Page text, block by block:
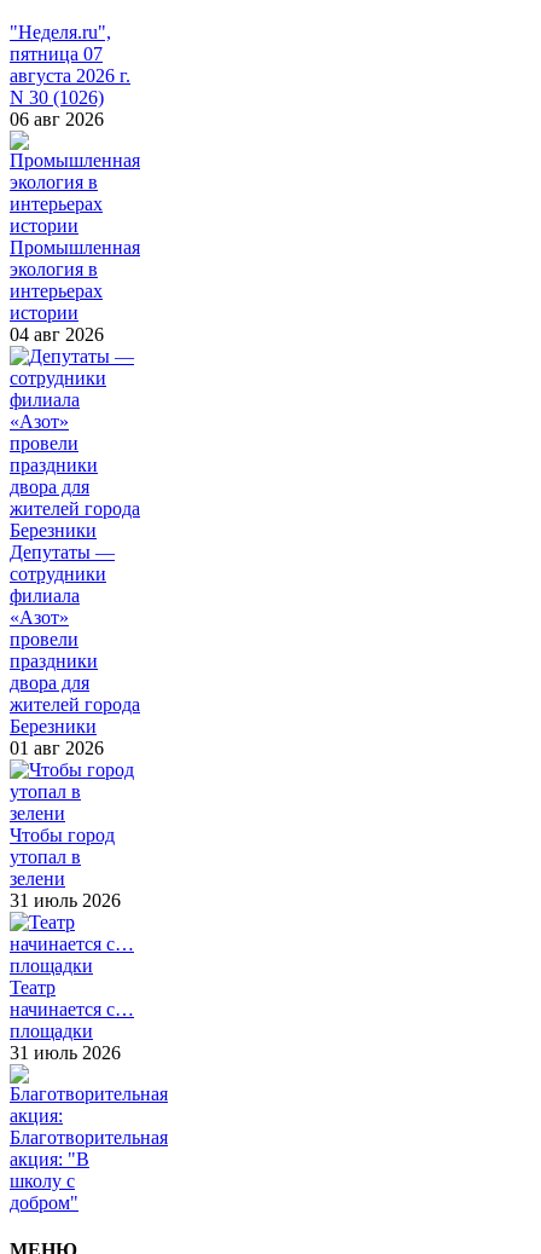
"Неделя.ru",
пятница 07
августа 2026 г.
N 30 (1026)
06 авг 2026
Промышленная
экология в
интерьерах
истории
04 авг 2026
Депутаты —
сотрудники
филиала
«Азот»
провели
праздники
двора для
жителей города
Березники
01 авг 2026
Чтобы город
утопал в
зелени
31 июль 2026
Театр
начинается с…
площадки
31 июль 2026
Благотворительная
акция: "В
школу с
добром"
МЕНЮ